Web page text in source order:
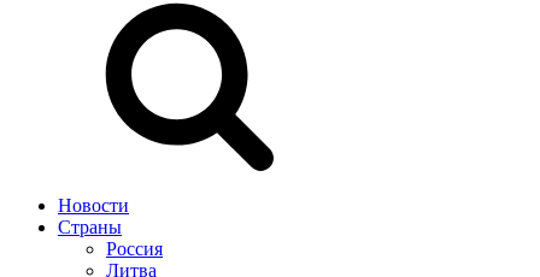
Новости
Страны
Россия
Литва